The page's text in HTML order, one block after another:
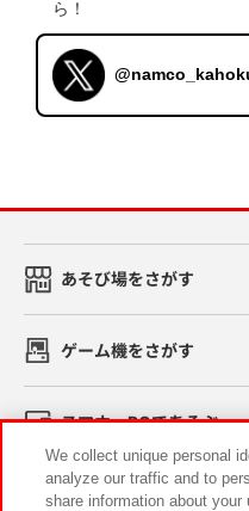
ら！
あそび場をさがす
ゲーム機をさがす
スマホ・PCであそぶ
イベント・キャンペーン
We collect unique personal
analyze our traffic and to
share information about